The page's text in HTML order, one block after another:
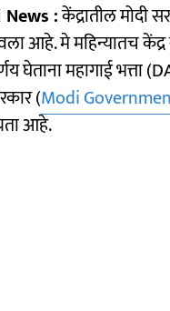
:केंद्रातील मोदी
आहे. मे महिन्यातच केंद्र
घेताना महागाई
(Modi
आहे.